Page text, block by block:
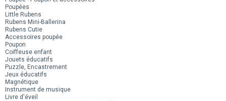
Poupées
Little Rubens
Rubens Mini-Ballerina
Rubens Cutie
Accessoires poupée
Poupon
Coiffeuse enfant
Jouets éducatifs
Puzzle, Encastrement
Jeux éducatifs
Magnétique
Instrument de musique
Livre d'éveil